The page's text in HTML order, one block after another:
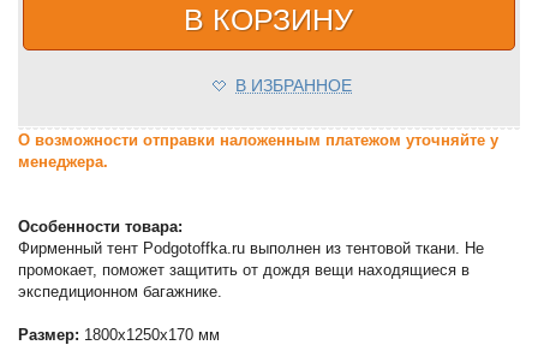
В КОРЗИНУ
В ИЗБРАННОЕ
О возможности отправки наложенным платежом уточняйте у
менеджера.
Особенности товара:
Фирменный тент Podgotoffka.ru выполнен из тентовой ткани. Не
промокает, поможет защитить от дождя вещи находящиеся в
экспедиционном багажнике.
Размер: 1800х1250х170 мм